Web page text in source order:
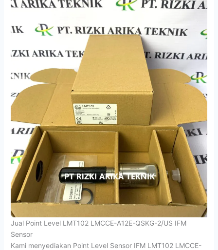
Jual Point Level LMT102 LMCCE-A12E-QSKG-2/US IFM
Sensor
Kami menyediakan Point Level Sensor IFM LMT102 LMCCE-